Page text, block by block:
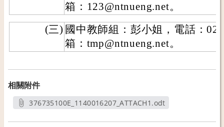
箱：123@ntnueng.net。
(三) 國中教師組：彭小姐，電話：
箱：tmp@ntnueng.net。
相關附件
376735100E_1140016207_ATTACH1.odt